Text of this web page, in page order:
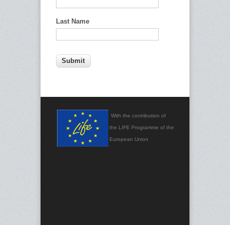
Last Name
With the contribution of
the LIFE Programme of the
European Union